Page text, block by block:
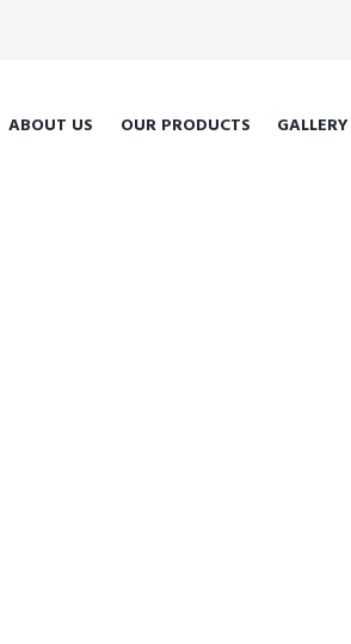
ABOUT US OUR PRODUCTS GALLERY